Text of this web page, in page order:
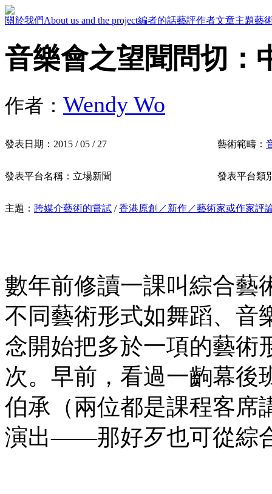
關於我們About us and the project編者的話藝評作者文章主題藝
音樂會之望聞問切：
作者： Wendy Wo
發表日期： 2015 / 05 / 27 藝術範疇：
發表平台名稱： 立場新聞 發表平台類
主題： 跨媒介藝術的嘗試 /香港原創／新作／藝術家或作家評
數年前修讀一課叫綜合藝
不同藝術形式如舞蹈、音
念開始把多於一項的藝術
次。早前，看過一齣幕後
伯承（兩位都是課程客席
演出——那好歹也可從綜